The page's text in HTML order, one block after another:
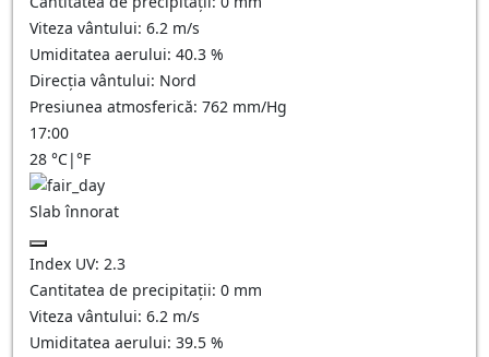
Viteza vântului: 6.2 m/s
Umiditatea aerului: 40.3 %
Direcția vântului: Nord
Presiunea atmosferică: 762 mm/Hg
17:00
28 °C|°F
Slab înnorat
Index UV: 2.3
Cantitatea de precipitații: 0 mm
Viteza vântului: 6.2 m/s
Umiditatea aerului: 39.5 %